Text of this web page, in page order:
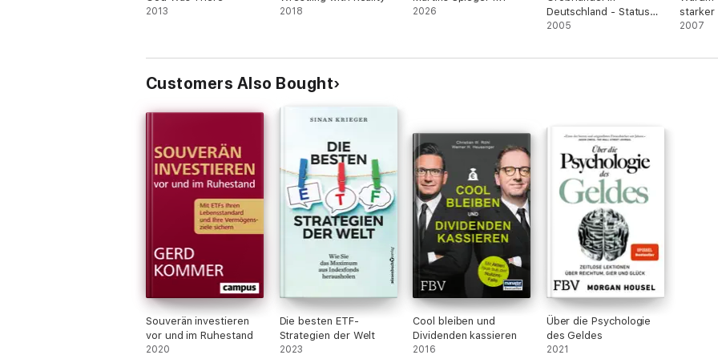
2013 2018 2026
Deutschland - Status
Quo und
2005
starker
Sektor
2007
Customers Also Bought
Souverän investieren
vor und im Ruhestand
2020
Die besten ETF-
Strategien der Welt
2023
Cool bleiben und
Dividenden kassieren
2016
Über die Psychologie
des Geldes
2021